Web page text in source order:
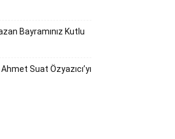
Bayramınız Kutlu
Suat Özyazıcı’yı